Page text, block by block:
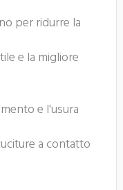
per ridurre la
e la migliore
e l'usura
a contatto